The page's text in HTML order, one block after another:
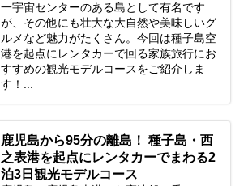
一宇宙センターのある島として有名です
が、その他にも壮大な大自然や美味しいグ
ルメなど魅力がたくさん。今回は種子島空
港を起点にレンタカーで回る家族旅行にお
すすめの観光モデルコースをご紹介しま
す！...
鹿児島から95分の離島！ 種子島・西
之表港を起点にレンタカーでまわる2
泊3日観光モデルコース